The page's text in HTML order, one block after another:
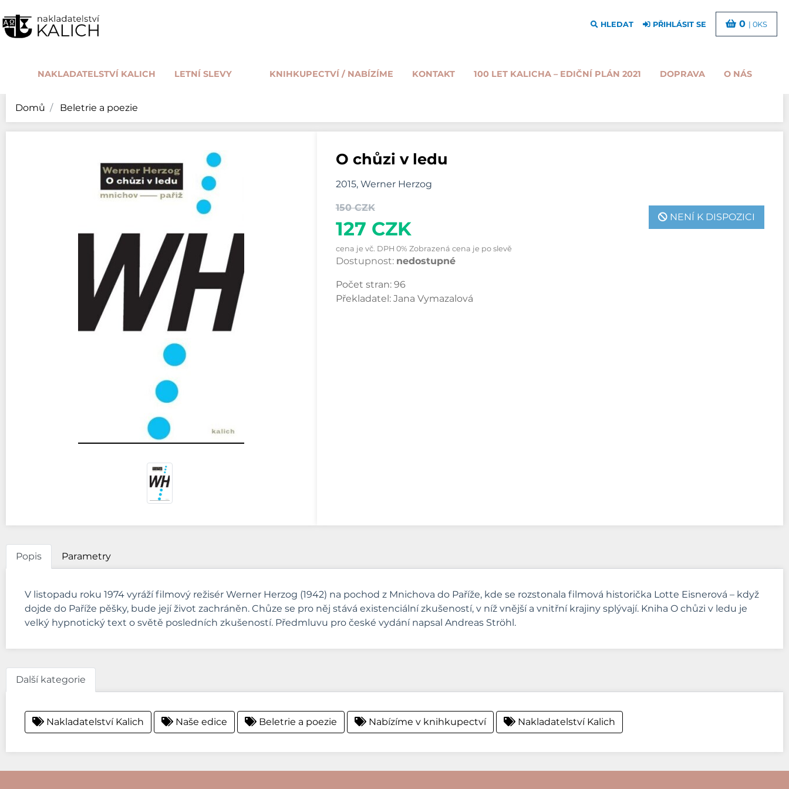
NAKLADATELSTVÍ KALICH LETNÍ SLEVY KNIHKUPECTVÍ / NABÍZÍME KONTAKT 100 LET KALICHA – EDIČNÍ PLÁN 2021 DOPRAVA O NÁS
HLEDAT PŘIHLÁSIT SE 0 | 0KS
Domů Beletrie a poezie
O chůzi v ledu
2015, Werner Herzog
150 CZK
127 CZK
NENÍ K DISPOZICI
cena je vč. DPH 0% Zobrazená cena je po slevě
Dostupnost: nedostupné
Počet stran: 96
Překladatel: Jana Vymazalová
Popis Parametry
V listopadu roku 1974 vyráží filmový režisér Werner Herzog (1942) na pochod z Mnichova do Paříže, kde se rozstonala filmová historička Lotte Eisnerová – když
dojde do Paříže pěšky, bude její život zachráněn. Chůze se pro něj stává existenciální zkušeností, v níž vnější a vnitřní krajiny splývají. Kniha O chůzi v ledu je
velký hypnotický text o světě posledních zkušeností. Předmluvu pro české vydání napsal Andreas Ströhl.
Další kategorie
Nakladatelství Kalich Naše edice Beletrie a poezie Nabízíme v knihkupectví Nakladatelství Kalich